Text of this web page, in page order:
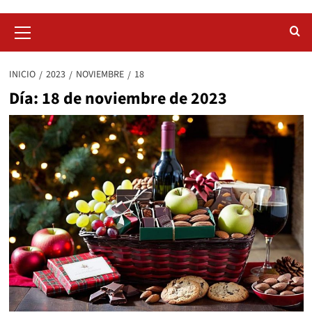
primario
INICIO 2023 NOVIEMBRE 18
Día: 18 de noviembre de 2023